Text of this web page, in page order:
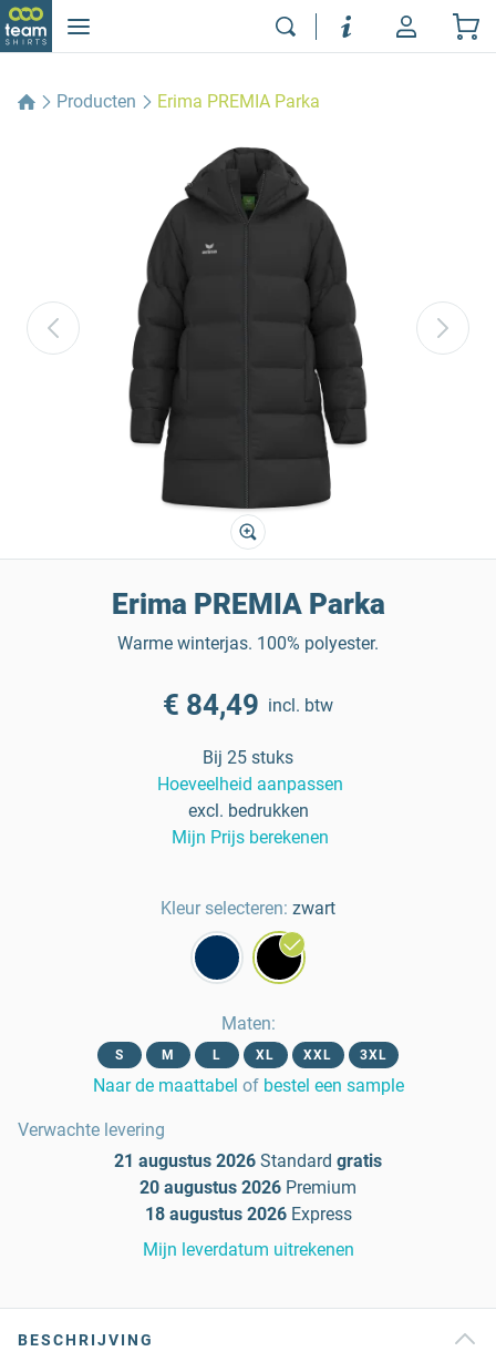
Producten Erima PREMIA Parka
Erima PREMIA Parka
Warme winterjas. 100% polyester.
€ 84,49 incl. btw
Bij 25 stuks
Hoeveelheid aanpassen
excl. bedrukken
Mijn Prijs berekenen
Kleur selecteren: zwart
Maten:
S M L XL XXL 3XL
Naar de maattabel of bestel een sample
Verwachte levering
21 augustus 2026 Standard gratis
20 augustus 2026 Premium
18 augustus 2026 Express
Mijn leverdatum uitrekenen
BESCHRIJVING